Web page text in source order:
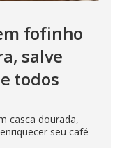
fofinho
salve
todos
casca dourada,
seu café